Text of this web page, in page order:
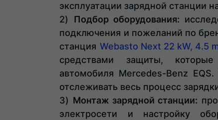
эксплуатации зарядной станции
Подбор оборудования:
подключения и пожеланий по
станция Webasto Next 22 kW, 4.5
средствами защиты,
автомобиля Mercedes-Benz
отслеживать весь процесс
Монтаж зарядной станции:
электросети и настройку